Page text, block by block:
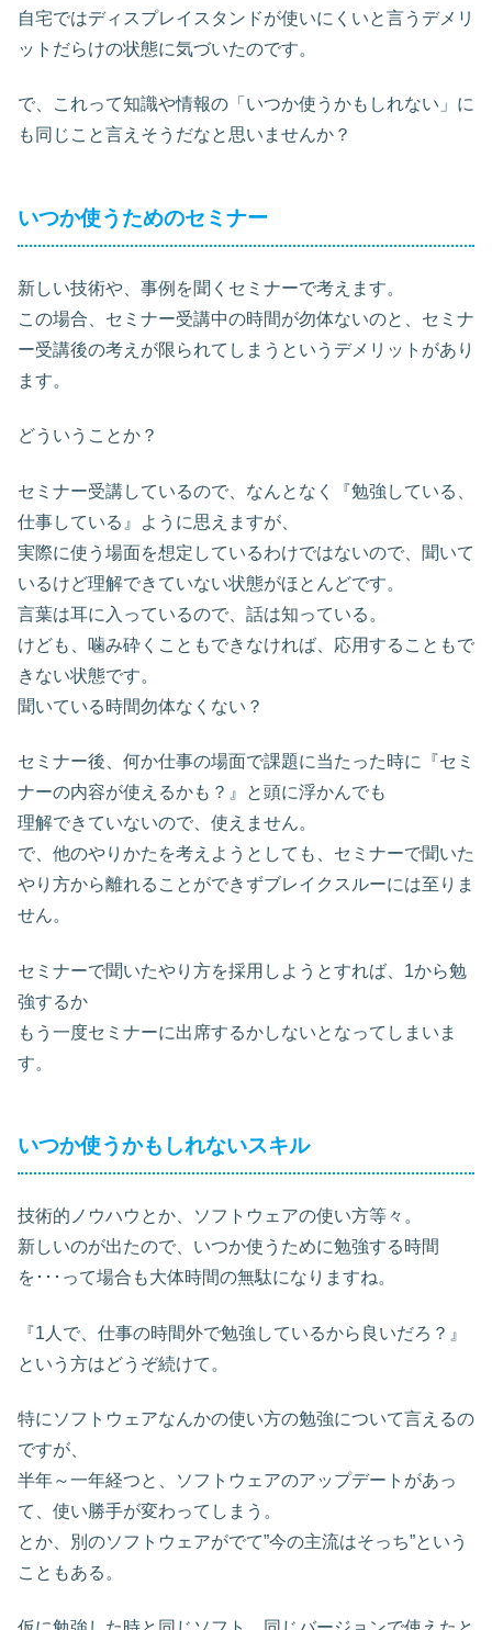
自宅ではディスプレイスタンドが使いにくいと言うデメリ
ットだらけの状態に気づいたのです。
で、これって知識や情報の「いつか使うかもしれない」に
も同じこと言えそうだなと思いませんか？
いつか使うためのセミナー
新しい技術や、事例を聞くセミナーで考えます。
この場合、セミナー受講中の時間が勿体ないのと、セミナ
ー受講後の考えが限られてしまうというデメリットがあり
ます。
どういうことか？
セミナー受講しているので、なんとなく『勉強している、
仕事している』ように思えますが、
実際に使う場面を想定しているわけではないので、聞いて
いるけど理解できていない状態がほとんどです。
言葉は耳に入っているので、話は知っている。
けども、噛み砕くこともできなければ、応用することもで
きない状態です。
聞いている時間勿体なくない？
セミナー後、何か仕事の場面で課題に当たった時に『セミ
ナーの内容が使えるかも？』と頭に浮かんでも
理解できていないので、使えません。
で、他のやりかたを考えようとしても、セミナーで聞いた
やり方から離れることができずブレイクスルーには至りま
せん。
セミナーで聞いたやり方を採用しようとすれば、1から勉
強するか
もう一度セミナーに出席するかしないとなってしまいま
す。
いつか使うかもしれないスキル
技術的ノウハウとか、ソフトウェアの使い方等々。
新しいのが出たので、いつか使うために勉強する時間
を･･･って場合も大体時間の無駄になりますね。
『1人で、仕事の時間外で勉強しているから良いだろ？』
という方はどうぞ続けて。
特にソフトウェアなんかの使い方の勉強について言えるの
ですが、
半年～一年経つと、ソフトウェアのアップデートがあっ
て、使い勝手が変わってしまう。
とか、別のソフトウェアがでて”今の主流はそっち”という
こともある。